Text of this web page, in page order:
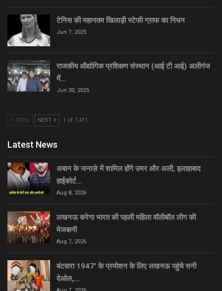
टेनिस की महानतम खिलाड़ी स्टेफी ग्राफ का निधन
Jun 7, 2025
राजकीय औद्योगिक प्रशिक्षण संस्थान (आई टी आई) अलीगंज
में…
Jun 30, 2025
PREV NEXT 1 of 7,411
Latest News
अबान के जनाज़े में शामिल होंगे उमर और अली, इलाहाबाद
हाईकोर्ट…
Aug 8, 2026
लखनऊ करेगा भारत की पहली महिला वॉलीबॉल लीग की
मेजबानी
Aug 7, 2026
बंटवारा 1947′ के प्रमोशन के लिए लखनऊ पहुंचे सनी
देओल,…